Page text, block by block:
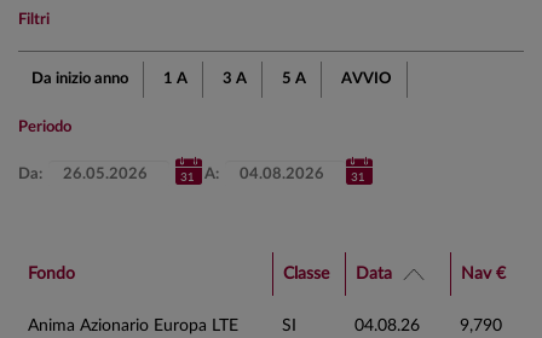
Filtri
Da inizio anno 1 A 3 A 5 A AVVIO
Periodo
Da: A:
Fondo Classe Data Nav €
Anima Azionario Europa LTE SI 04.08.26 9,790